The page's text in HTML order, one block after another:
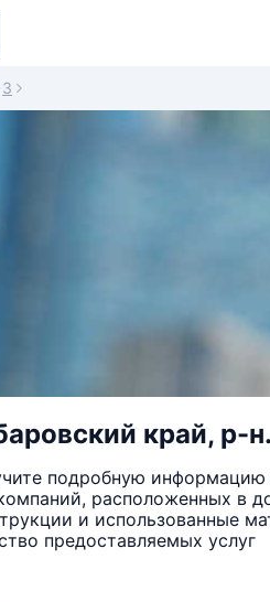
3
край, р-
подробную информацию
расположенных в
и использованные
предоставляемых услуг